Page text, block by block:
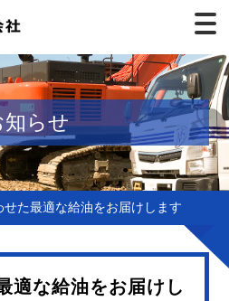
知らせ
せた最適な給油をお届けします
適な給油をお届けし